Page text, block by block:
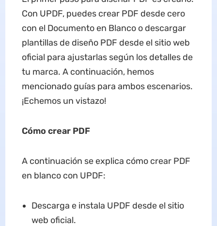
Con UPDF, puedes crear PDF desde cero
con el Documento en Blanco o descargar
plantillas de diseño PDF desde el sitio web
oficial para ajustarlas según los detalles de
tu marca. A continuación, hemos
mencionado guías para ambos escenarios.
¡Echemos un vistazo!
Cómo crear PDF
A continuación se explica cómo crear PDF
en blanco con UPDF:
Descarga e instala UPDF desde el sitio
web oficial.